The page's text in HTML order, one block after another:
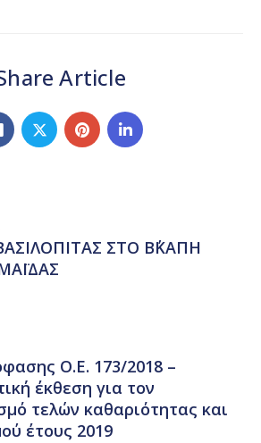
Article
ΣΤΟ Β΄ΚΑΠΗ
Ο.Ε. 173/2018 –
έκθεση για τον
τελών καθαριότητας και
έτους 2019